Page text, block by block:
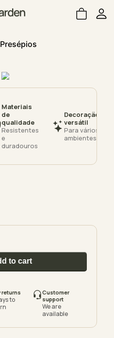
Presépios
Materiais
de
qualidade
Resistentes
e
duradouros
Decoração
versátil
Para vários
ambientes
to cart
returns
to
Customer
support
We are
available